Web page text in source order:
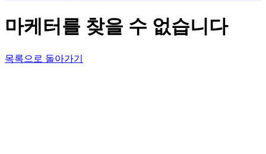
마케터를 찾을 수 없습니다
목록으로 돌아가기